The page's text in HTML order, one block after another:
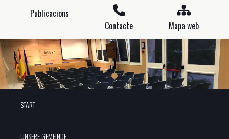
Publicacions
Contacte
Mapa web
START
UNSERE GEMEINDE